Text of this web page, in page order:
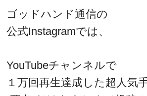
ゴッドハンド通信の
公式Instagramでは、
YouTubeチャンネルで
１万回再生達成した超人気